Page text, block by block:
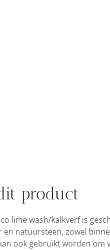
product
lime wash/kalkverf is
en natuursteen, zowel
ook gebruikt worden